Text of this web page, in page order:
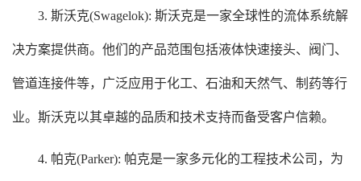
3. 斯沃克(Swagelok): 斯沃克是一家全球性的流体系统解
决方案提供商。他们的产品范围包括液体快速接头、阀门、
管道连接件等，广泛应用于化工、石油和天然气、制药等行
业。斯沃克以其卓越的品质和技术支持而备受客户信赖。
4. 帕克(Parker): 帕克是一家多元化的工程技术公司，为